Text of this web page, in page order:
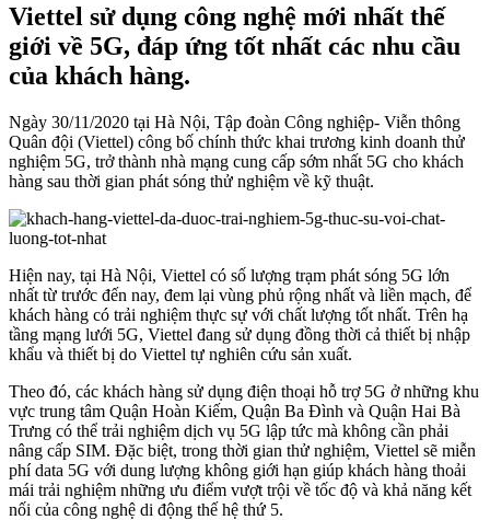
Viettel sử dụng công nghệ mới nhất thế
giới về 5G, đáp ứng tốt nhất các nhu cầu
của khách hàng.
Ngày 30/11/2020 tại Hà Nội, Tập đoàn Công nghiệp- Viễn thông
Quân đội (Viettel) công bố chính thức khai trương kinh doanh thử
nghiệm 5G, trở thành nhà mạng cung cấp sớm nhất 5G cho khách
hàng sau thời gian phát sóng thử nghiệm về kỹ thuật.
Hiện nay, tại Hà Nội, Viettel có số lượng trạm phát sóng 5G lớn
nhất từ trước đến nay, đem lại vùng phủ rộng nhất và liền mạch, để
khách hàng có trải nghiệm thực sự với chất lượng tốt nhất. Trên hạ
tầng mạng lưới 5G, Viettel đang sử dụng đồng thời cả thiết bị nhập
khẩu và thiết bị do Viettel tự nghiên cứu sản xuất.
Theo đó, các khách hàng sử dụng điện thoại hỗ trợ 5G ở những khu
vực trung tâm Quận Hoàn Kiếm, Quận Ba Đình và Quận Hai Bà
Trưng có thể trải nghiệm dịch vụ 5G lập tức mà không cần phải
nâng cấp SIM. Đặc biệt, trong thời gian thử nghiệm, Viettel sẽ miễn
phí data 5G với dung lượng không giới hạn giúp khách hàng thoải
mái trải nghiệm những ưu điểm vượt trội về tốc độ và khả năng kết
nối của công nghệ di động thế hệ thứ 5.